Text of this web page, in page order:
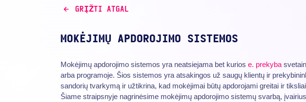
GRĮŽTI ATGAL
MOKĖJIMŲ APDOROJIMO SISTEMOS
Mokėjimų apdorojimo sistemos yra neatsiejama bet kurios e. prekyba
arba programoje. Šios sistemos yra atsakingos už saugų klientų ir
sandorių tvarkymą ir užtikrina, kad mokėjimai būtų apdorojami greitai ir
Šiame straipsnyje nagrinėsime mokėjimų apdorojimo sistemų svarbą, įvairius